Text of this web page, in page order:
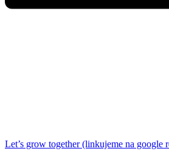
Let’s grow together (linkujeme na google